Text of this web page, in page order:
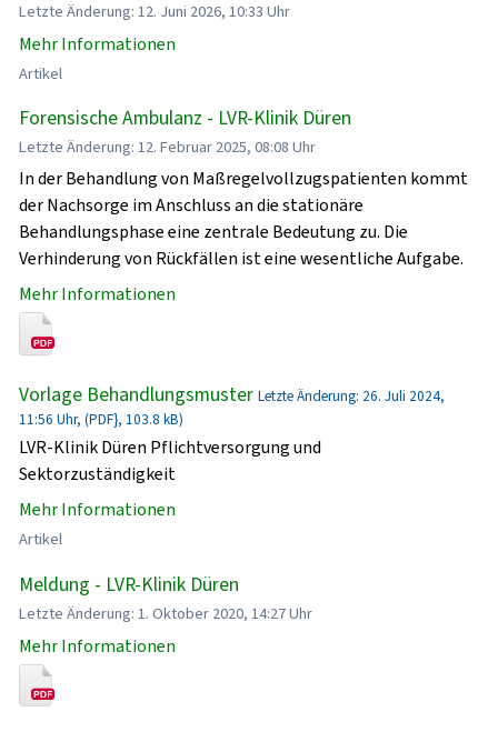
Letzte Änderung: 12. Juni 2026, 10:33 Uhr
Mehr Informationen
Artikel
Forensische Ambulanz - LVR-Klinik Düren
Letzte Änderung: 12. Februar 2025, 08:08 Uhr
In der Behandlung von Maßregelvollzugspatienten kommt
der Nachsorge im Anschluss an die stationäre
Behandlungsphase eine zentrale Bedeutung zu. Die
Verhinderung von Rückfällen ist eine wesentliche Aufgabe.
Mehr Informationen
Vorlage Behandlungsmuster Letzte Änderung: 26. Juli 2024,
11:56 Uhr, (PDF}, 103.8 kB)
LVR-Klinik Düren Pflichtversorgung und
Sektorzuständigkeit
Mehr Informationen
Artikel
Meldung - LVR-Klinik Düren
Letzte Änderung: 1. Oktober 2020, 14:27 Uhr
Mehr Informationen